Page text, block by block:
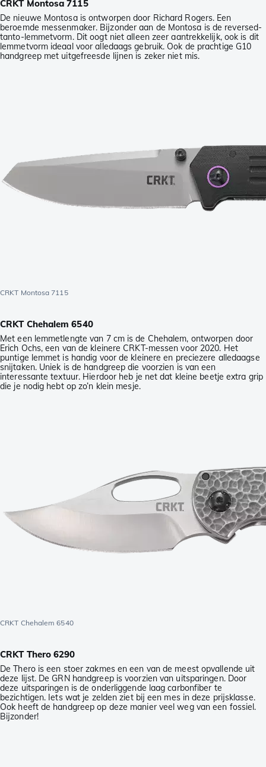
CRKT Montosa 7115
De nieuwe Montosa is ontworpen door Richard Rogers. Een
beroemde messenmaker. Bijzonder aan de Montosa is de reversed-
tanto-lemmetvorm. Dit oogt niet alleen zeer aantrekkelijk, ook is dit
lemmetvorm ideaal voor alledaags gebruik. Ook de prachtige G10
handgreep met uitgefreesde lijnen is zeker niet mis.
CRKT Montosa 7115
CRKT Chehalem 6540
Met een lemmetlengte van 7 cm is de Chehalem, ontworpen door
Erich Ochs, een van de kleinere CRKT-messen voor 2020. Het
puntige lemmet is handig voor de kleinere en preciezere alledaagse
snijtaken. Uniek is de handgreep die voorzien is van een
interessante textuur. Hierdoor heb je net dat kleine beetje extra grip
die je nodig hebt op zo’n klein mesje.
CRKT Chehalem 6540
CRKT Thero 6290
De Thero is een stoer zakmes en een van de meest opvallende uit
deze lijst. De GRN handgreep is voorzien van uitsparingen. Door
deze uitsparingen is de onderliggende laag carbonfiber te
bezichtigen. Iets wat je zelden ziet bij een mes in deze prijsklasse.
Ook heeft de handgreep op deze manier veel weg van een fossiel.
Bijzonder!